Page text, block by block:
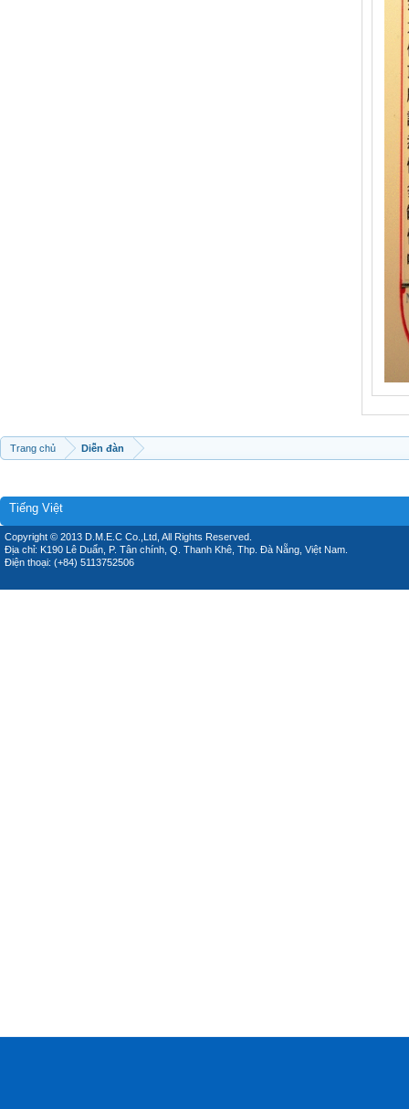
Trang chủ Diễn đàn
Tiếng Việt
Copyright © 2013 D.M.E.C Co.,Ltd, All Rights Reserved.
Địa chỉ: K190 Lê Duẩn, P. Tân chính, Q. Thanh Khê, Thp. Đà Nẵng, Việt Nam.
Điện thoại: (+84) 5113752506